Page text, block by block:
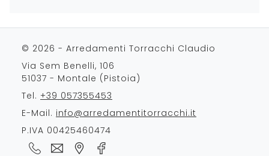
© 2026 - Arredamenti Torracchi Claudio
Via Sem Benelli, 106
51037 - Montale (Pistoia)
Tel. +39 057355453
E-Mail. info@arredamentitorracchi.it
P.IVA 00425460474